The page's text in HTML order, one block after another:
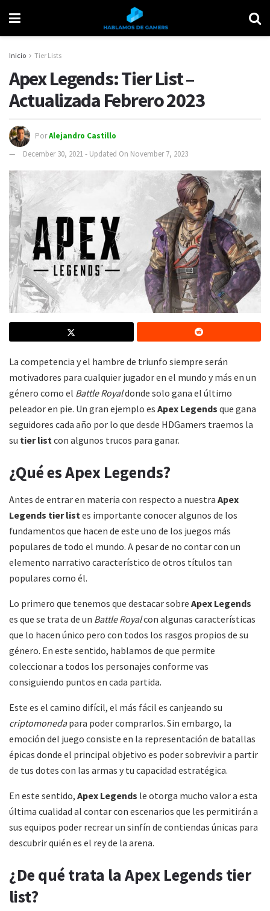
Inicio Tier Lists
Apex Legends: Tier List –
Actualizada Febrero 2023
PorAlejandro Castillo
December 30, 2021 - Updated On November 7, 2023
La competencia y el hambre de triunfo siempre serán
motivadores para cualquier jugador en el mundo y más en un
género como el Battle Royaldonde solo gana el último
peleador en pie. Un gran ejemplo es Apex Legends que gana
seguidores cada año por lo que desde HDGamers traemos la
su tier list con algunos trucos para ganar.
¿Qué es Apex Legends?
Antes de entrar en materia con respecto a nuestra Apex
Legends tier list es importante conocer algunos de los
fundamentos que hacen de este uno de los juegos más
populares de todo el mundo. A pesar de no contar con un
elemento narrativo característico de otros títulos tan
populares como él.
Lo primero que tenemos que destacar sobre Apex Legends
es que se trata de un Battle Royalcon algunas características
que lo hacen único pero con todos los rasgos propios de su
género. En este sentido, hablamos de que permite
coleccionar a todos los personajes conforme vas
consiguiendo puntos en cada partida.
Este es el camino difícil, el más fácil es canjeando su
criptomonedapara poder comprarlos. Sin embargo, la
emoción del juego consiste en la representación de batallas
épicas donde el principal objetivo es poder sobrevivir a partir
de tus dotes con las armas y tu capacidad estratégica.
En este sentido, Apex Legends le otorga mucho valor a esta
última cualidad al contar con escenarios que les permitirán a
sus equipos poder recrear un sinfín de contiendas únicas para
descubrir quién es el rey de la arena.
¿De qué trata la Apex Legends tier
list?